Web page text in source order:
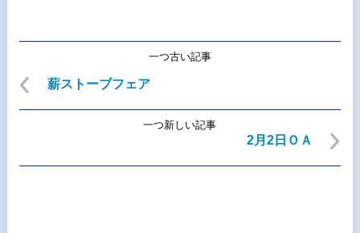
一つ古い記事
薪ストーブフェア
一つ新しい記事
2月2日ＯＡ